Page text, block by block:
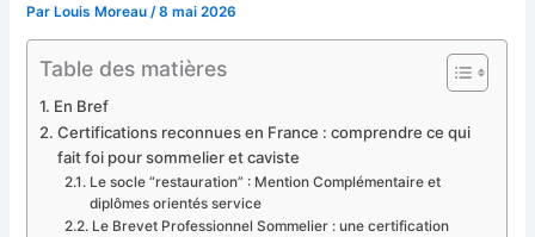
ParLouis Moreau /8 mai 2026
Table des matières
En Bref
Certifications reconnues en France : comprendre ce qui
fait foi pour sommelier et caviste
Le socle “restauration” : Mention Complémentaire et
diplômes orientés service
Le Brevet Professionnel Sommelier : une certification